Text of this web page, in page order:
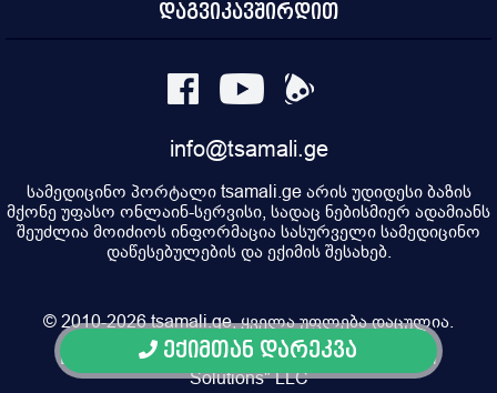
ექიმთან დარეკვა
დაგვიკავშირდით
info@tsamali.ge
სამედიცინო პორტალი tsamali.ge არის უდიდესი ბაზის
მქონე უფასო ონლაინ-სერვისი, სადაც ნებისმიერ ადამიანს
შეუძლია მოიძიოს ინფორმაცია სასურველი სამედიცინო
დაწესებულების და ექიმის შესახებ.
© 2010-2026 tsamali.ge, ყველა უფლება დაცულია.
Developed by Pulsar Digital, Property of "Digital
Solutions" LLC